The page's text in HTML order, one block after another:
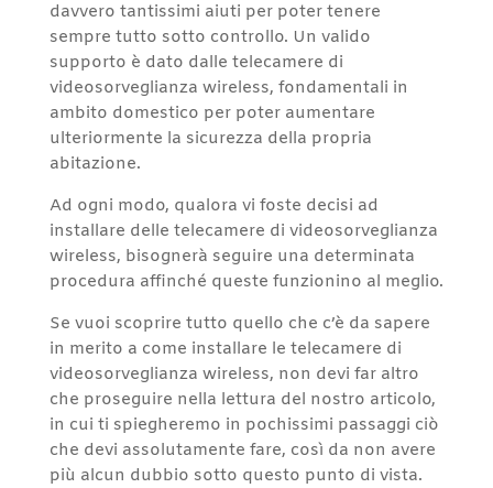
davvero tantissimi aiuti per poter tenere
sempre tutto sotto controllo. Un valido
supporto è dato dalle telecamere di
videosorveglianza wireless, fondamentali in
ambito domestico per poter aumentare
ulteriormente la sicurezza della propria
abitazione.
Ad ogni modo, qualora vi foste decisi ad
installare delle telecamere di videosorveglianza
wireless, bisognerà seguire una determinata
procedura affinché queste funzionino al meglio.
Se vuoi scoprire tutto quello che c’è da sapere
in merito a come installare le telecamere di
videosorveglianza wireless, non devi far altro
che proseguire nella lettura del nostro articolo,
in cui ti spiegheremo in pochissimi passaggi ciò
che devi assolutamente fare, così da non avere
più alcun dubbio sotto questo punto di vista.